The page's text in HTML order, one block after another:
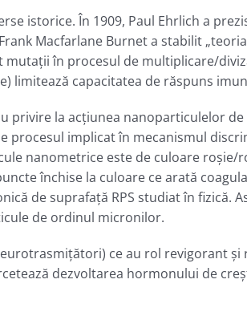
istorice. În 1909, Paul Ehrlich a
Macfarlane Burnet a stabilit
în procesul de multiplicare/
limitează capacitatea de răspuns
privire la acţiunea nanoparticulelor
implicat în mecanismul
nanometrice este de culoare roşie/
închise la culoare ce arată
de suprafaţă RPS studiat în fizică.
de ordinul micronilor.
ce au rol revigorant
dezvoltarea hormonului de